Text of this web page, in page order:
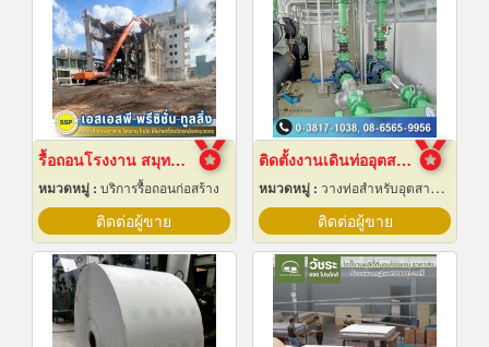
รื้อถอนโรงงาน สมุทรปราการ
หมวดหมู่ : บริการรื้อถอนก่อสร้าง
ติดต่อผู้ขาย
ติดตั้งงานเดินท่ออุตสาหกรรม
หมวดหมู่ : วางท่อสำหรับอุตสาหกรรมท่อ
ติดต่อผู้ขาย